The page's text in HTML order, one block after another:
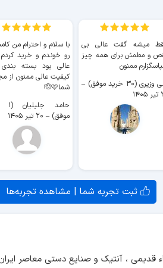
میشه گفت عالی بی
و مطمئن برای همه چیز
ممنون
(۳۰ خرید موفق)
–
با سلام و احترام من
رو خوندم و خرید کردم
عالی بود بسته
کیفیت عالی ممنون از
شما🫡🩷
موفق) – ۲۰ تیر ۱۴۰۵
ثبت تجربه شما | مشاهده تجربه‌ها
قدیمی ، آنتیک و صنایع دستی معاصر